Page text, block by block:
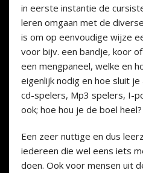
in eerste instantie de
leren omgaan met de
is om op eenvoudige wijze
voor bijv. een bandje, koor
een mengpaneel, welke en
eigenlijk nodig en hoe sluit
cd-spelers, Mp3 spelers, I-
ook; hoe hou je de boel heel?
Een zeer nuttige en dus
iedereen die wel eens iets
doen. Ook voor mensen uit